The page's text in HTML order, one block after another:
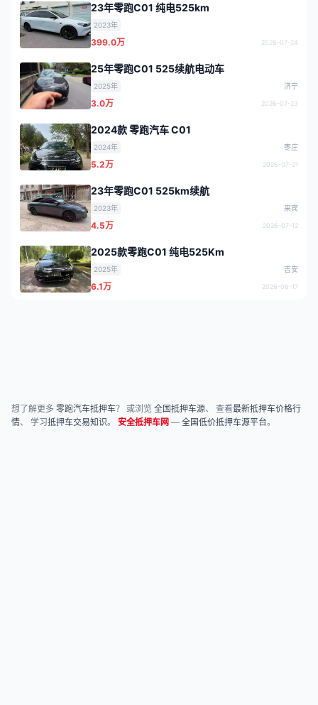
23年零跑C01 纯电525km
2023年
399.0万 2026-07-24
25年零跑C01 525续航电动车
2025年 济宁
3.0万 2026-07-23
2024款 零跑汽车 C01
2024年 枣庄
5.2万 2026-07-21
23年零跑C01 525km续航
2023年 来宾
4.5万 2026-07-12
2025款零跑C01 纯电525Km
2025年 吉安
6.1万 2026-06-17
想了解更多 零跑汽车抵押车？ 或浏览 全国抵押车源、 查看最新抵押车价格行
情、 学习抵押车交易知识。 安全抵押车网 — 全国低价抵押车源平台。